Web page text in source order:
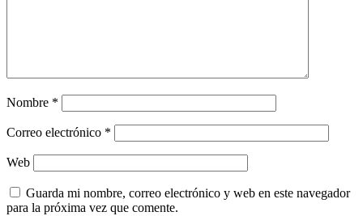
Nombre *
Correo electrónico *
Web
Guarda mi nombre, correo electrónico y web en este navegador
para la próxima vez que comente.